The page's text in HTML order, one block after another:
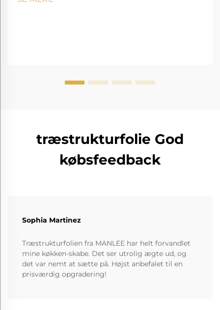
træstrukturfolie God
købsfeedback
Sophia Martinez
Træstrukturfolien fra MANLEE har helt forvandlet
mine køkken-skabe. Det ser utrolig ægte ud, og
det var nemt at sætte på. Højst anbefalet til en
prisværdig opgradering!